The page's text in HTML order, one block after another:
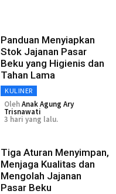
Panduan Menyiapkan
Stok Jajanan Pasar
Beku yang Higienis dan
Tahan Lama
KULINER
OlehAnak Agung Ary
Trisnawati
3 hari yang lalu.
Tiga Aturan Menyimpan,
Menjaga Kualitas dan
Mengolah Jajanan
Pasar Beku